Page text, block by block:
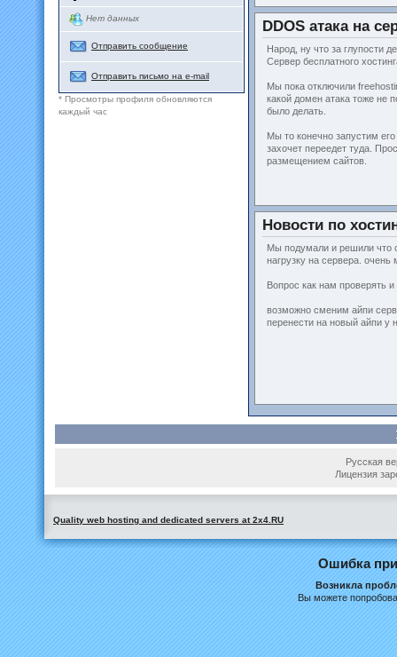
Нет данных
Отправить сообщение
Отправить письмо на e-mail
* Просмотры профиля обновляются
каждый час
DDOS атака на
Народ, ну что за глупости
Сервер бесплатного
Мы пока отключили
какой домен атака тоже не
было делать.
Мы то конечно запустим
захочет переедет туда.
размещением сайтов.
Новости по
Мы подумали и решили что
нагрузку на сервера.
Вопрос как нам проверять
возможно сменим айпи
перенести на новый айпи у
Русская
Лицензия
Quality web hosting and dedicated servers at 2x4.RU
Ошибка при
Возникла
Вы можете